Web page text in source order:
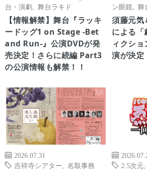
台・演劇
舞台ラキド
【情報解禁】舞台『ラッキ
ードッグ1 on Stage -Bet
and Run-』公演DVDが発
売決定！さらに続編 Part3
の公演情報も解禁！！
ン眼鏡
舞
須藤元気
による「
ィクシ
演が決定
2026.07.31
吉祥寺シアター
名取事務
2.5次元